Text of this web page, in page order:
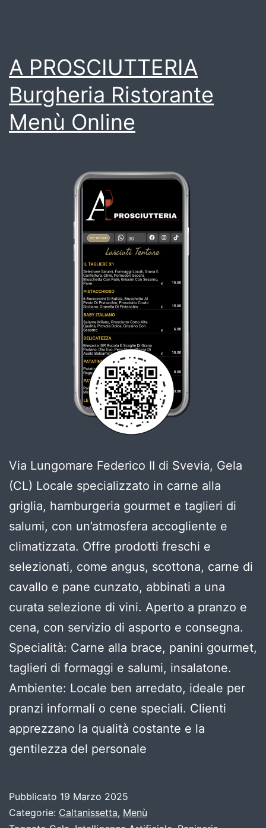
A PROSCIUTTERIA
Burgheria Ristorante
Menù Online
Via Lungomare Federico II di Svevia, Gela
(CL) Locale specializzato in carne alla
griglia, hamburgeria gourmet e taglieri di
salumi, con un’atmosfera accogliente e
climatizzata. Offre prodotti freschi e
selezionati, come angus, scottona, carne di
cavallo e pane cunzato, abbinati a una
curata selezione di vini. Aperto a pranzo e
cena, con servizio di asporto e consegna.
Specialità: Carne alla brace, panini gourmet,
taglieri di formaggi e salumi, insalatone.
Ambiente: Locale ben arredato, ideale per
pranzi informali o cene speciali. Clienti
apprezzano la qualità costante e la
gentilezza del personale
Pubblicato 19 Marzo 2025
Categorie: Caltanissetta, Menù